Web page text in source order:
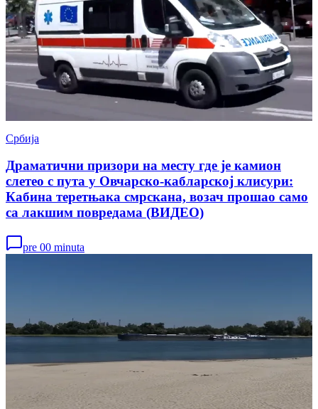
Србија
Драматични призори на месту где је камион
слетео с пута у Овчарско-кабларској клисури:
Кабина теретњака смрскана, возач прошао само
са лакшим повредама (ВИДЕО)
pre 00 minuta